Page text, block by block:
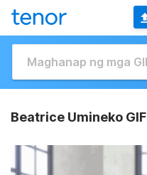
Beatrice Umineko GIF